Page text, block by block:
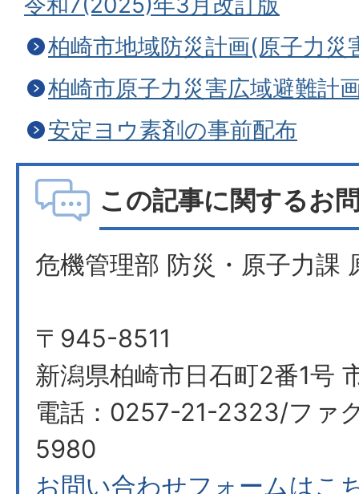
柏崎市地域防災計画(原子力災
柏崎市原子力災害広域避難計
安定ヨウ素剤の事前配布
この記事に関するお
危機管理部 防災・原子力課
〒945-8511
新潟県柏崎市日石町2番1号
電話：0257-21-2323/ファ
5980
お問い合わせフォームはこ